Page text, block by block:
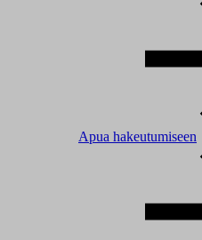
Apua hakeutumiseen